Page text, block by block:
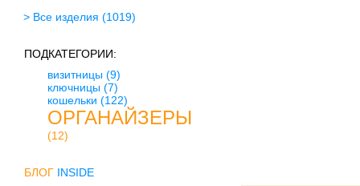
> Все изделия (1019)
ПОДКАТЕГОРИИ:
визитницы (9)
ключницы (7)
кошельки (122)
ОРГАНАЙЗЕРЫ
(12)
БЛОГ INSIDE